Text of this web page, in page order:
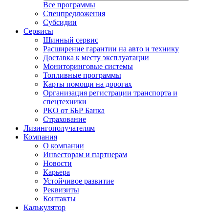
Все программы
Спецпредложения
Субсидии
Сервисы
Шинный сервис
Расширение гарантии на авто и технику
Доставка к месту эксплуатации
Мониторинговые системы
Топливные программы
Карты помощи на дорогах
Организация регистрации транспорта и
спецтехники
РКО от ББР Банка
Страхование
Лизингополучателям
Компания
О компании
Инвесторам и партнерам
Новости
Карьера
Устойчивое развитие
Реквизиты
Контакты
Калькулятор